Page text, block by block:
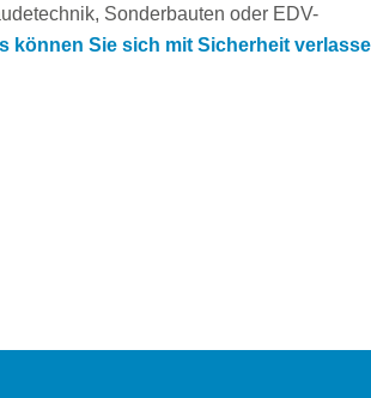
Sonderbauten oder EDV-
können Sie sich mit Sicherheit